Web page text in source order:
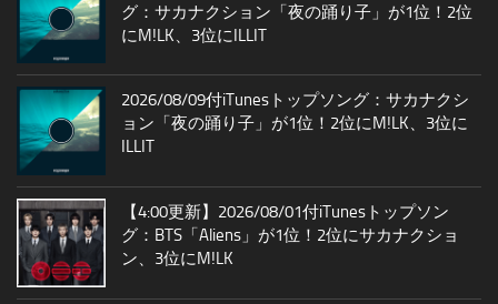
グ：サカナクション「夜の踊り子」が1位！2位
にM!LK、3位にILLIT
2026/08/09付iTunesトップソング：サカナクシ
ョン「夜の踊り子」が1位！2位にM!LK、3位に
ILLIT
【4:00更新】2026/08/01付iTunesトップソン
グ：BTS「Aliens」が1位！2位にサカナクショ
ン、3位にM!LK